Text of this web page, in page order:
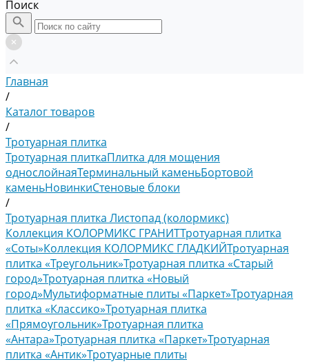
Поиск
Главная
/
Каталог товаров
/
Тротуарная плитка
Тротуарная плиткаПлитка для мощения
однослойнаяТерминальный каменьБортовой
каменьНовинкиСтеновые блоки
/
Тротуарная плитка Листопад (колормикс)
Коллекция КОЛОРМИКС ГРАНИТТротуарная плитка
«Соты»Коллекция КОЛОРМИКС ГЛАДКИЙТротуарная
плитка «Треугольник»Тротуарная плитка «Старый
город»Тротуарная плитка «Новый
город»Мультиформатные плиты «Паркет»Тротуарная
плитка «Классико»Тротуарная плитка
«Прямоугольник»Тротуарная плитка
«Антара»Тротуарная плитка «Паркет»Тротуарная
плитка «Антик»Тротуарные плиты